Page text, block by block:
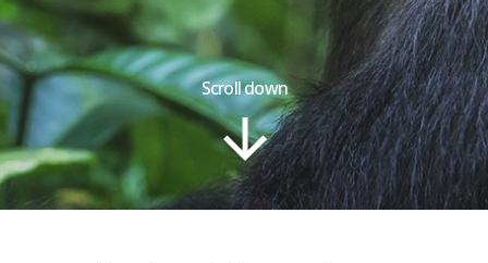
Scroll down